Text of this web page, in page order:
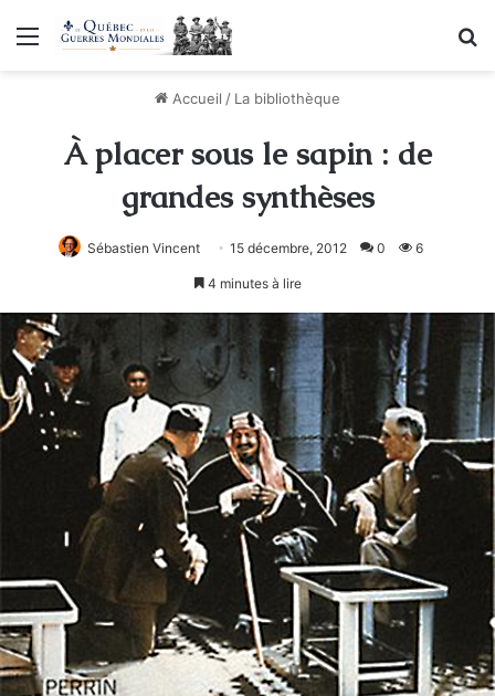
Menu
Accueil / La bibliothèque
À placer sous le sapin : de
grandes synthèses
Sébastien Vincent 15 décembre, 2012 0 6
4 minutes à lire